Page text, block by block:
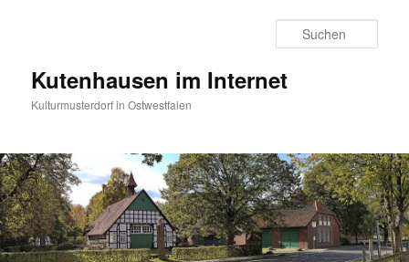
Kutenhausen im Internet
Kulturmusterdorf in Ostwestfalen